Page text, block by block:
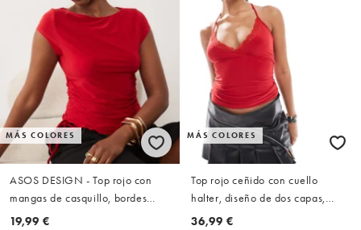
MÁS COLORES
ASOS DESIGN - Top rojo con
mangas de casquillo, bordes
ondulados y detalle acanalado
19,99 €
MÁS COLORES
Top rojo ceñido con cuello
halter, diseño de dos capas,
detalle cruzado y ribete de
36,99 €